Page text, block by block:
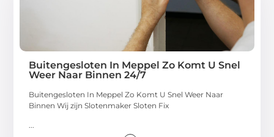
Buitengesloten In Meppel Zo Komt U Snel
Weer Naar Binnen 24/7
Buitengesloten In Meppel Zo Komt U Snel Weer Naar
Binnen Wij zijn Slotenmaker Sloten Fix
...